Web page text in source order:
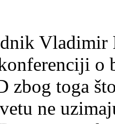
Vladimir
o
toga
ne